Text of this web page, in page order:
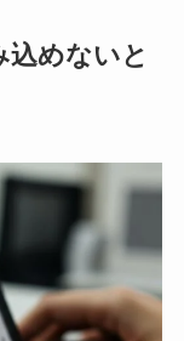
込めないと